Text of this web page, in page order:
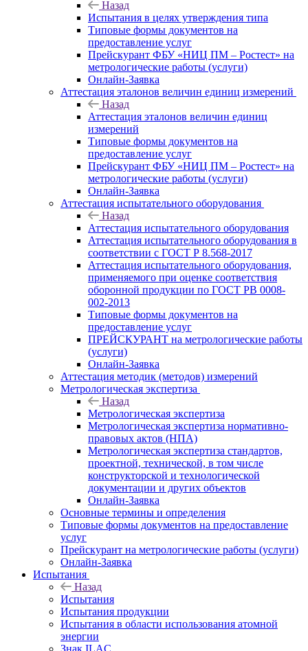
Назад
Испытания в целях утверждения типа
Типовые формы документов на
предоставление услуг
Прейскурант ФБУ «НИЦ ПМ – Ростест» на
метрологические работы (услуги)
Онлайн-Заявка
Аттестация эталонов величин единиц измерений
Назад
Аттестация эталонов величин единиц
измерений
Типовые формы документов на
предоставление услуг
Прейскурант ФБУ «НИЦ ПМ – Ростест» на
метрологические работы (услуги)
Онлайн-Заявка
Аттестация испытательного оборудования
Назад
Аттестация испытательного оборудования
Аттестация испытательного оборудования в
соответствии с ГОСТ Р 8.568-2017
Аттестация испытательного оборудования,
применяемого при оценке соответствия
оборонной продукции по ГОСТ РВ 0008-
002-2013
Типовые формы документов на
предоставление услуг
ПРЕЙСКУРАНТ на метрологические работы
(услуги)
Онлайн-Заявка
Аттестация методик (методов) измерений
Метрологическая экспертиза
Назад
Метрологическая экспертиза
Метрологическая экспертиза нормативно-
правовых актов (НПА)
Метрологическая экспертиза стандартов,
проектной, технической, в том числе
конструкторской и технологической
документации и других объектов
Онлайн-Заявка
Основные термины и определения
Типовые формы документов на предоставление
услуг
Прейскурант на метрологические работы (услуги)
Онлайн-Заявка
Испытания
Назад
Испытания
Испытания продукции
Испытания в области использования атомной
энергии
Знак ILAC